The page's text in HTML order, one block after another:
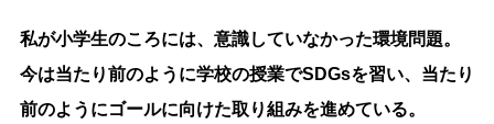
私が小学生のころには、意識していなかった環境問題。
今は当たり前のように学校の授業でSDGsを習い、当たり
前のようにゴールに向けた取り組みを進めている。